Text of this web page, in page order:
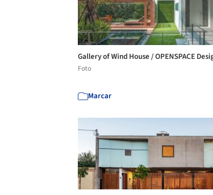
Gallery of Wind House / OPENSPACE
Foto
Marcar